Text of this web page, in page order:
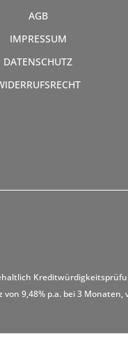
AGB
IMPRESSUM
DATENSCHUTZ
von 9,48% p.a. bei 3